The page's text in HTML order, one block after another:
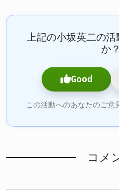
上記の小坂英二の
か？
Good
この活動へのあなたのご意
コメ